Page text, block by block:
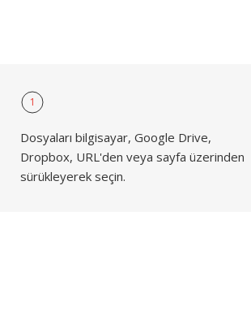
1
Dosyaları bilgisayar, Google Drive,
Dropbox, URL'den veya sayfa üzerinden
sürükleyerek seçin.